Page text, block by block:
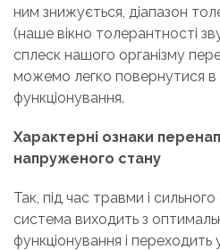
ним знижується, діапазон
(наше вікно толерантності
сплеск нашого організму
можемо легко повернутися в
функціонування.
Характерні ознаки
напруженого стану
Так, під час травми і
система виходить з
функціонування і